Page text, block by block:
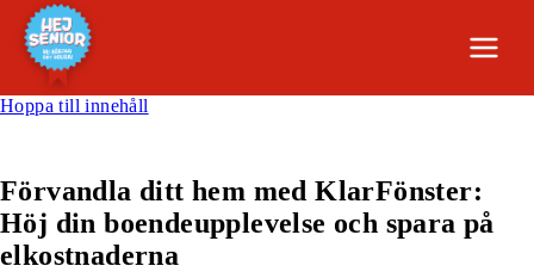
Hoppa till innehåll
Förvandla ditt hem med KlarFönster:
Höj din boendeupplevelse och spara på
elkostnaderna